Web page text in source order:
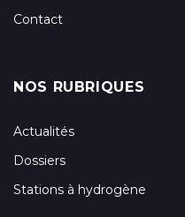
Contact
NOS RUBRIQUES
Actualités
Dossiers
Stations à hydrogène